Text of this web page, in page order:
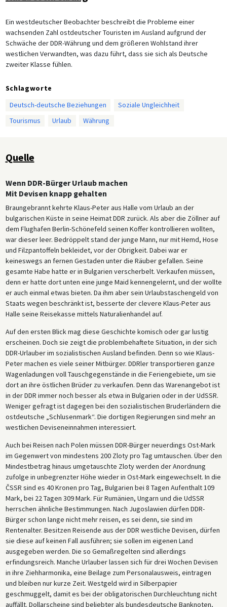
Ein westdeutscher Beobachter beschreibt die Probleme einer
wachsenden Zahl ostdeutscher Touristen im Ausland aufgrund der
Schwäche der DDR-Währung und dem größeren Wohlstand ihrer
westlichen Verwandten, was dazu führt, dass sie sich als Deutsche
zweiter Klasse fühlen.
Schlagworte
Deutsch-deutsche Beziehungen
Soziale Ungleichheit
Tourismus
Urlaub Währung
Quelle
Wenn DDR-Bürger Urlaub machen
Mit Devisen knapp gehalten
Braungebrannt kehrte Klaus-Peter aus Halle vom Urlaub an der
bulgarischen Küste in seine Heimat DDR zurück. Als aber die Zöllner auf
dem Flughafen Berlin-Schönefeld seinen Koffer kontrollieren wollten,
war dieser leer. Bedröppelt stand der junge Mann, nur mit Hemd, Hose
und Filzpantoffeln bekleidet, vor der Obrigkeit. Dabei war er
keineswegs an fernen Gestaden unter die Räuber gefallen. Seine
gesamte Habe hatte er in Bulgarien verscherbelt. Verkaufen müssen,
denn er hatte dort unten eine junge Maid kennengelernt, und der wollte
er auch einmal etwas bieten. Da ihm aber sein Urlaubstaschengeld von
Staats wegen beschränkt ist, besserte der clevere Klaus-Peter aus
Halle seine Reisekasse mittels Naturalienhandel auf.
Auf den ersten Blick mag diese Geschichte komisch oder gar lustig
erscheinen. Doch sie zeigt die problembehaftete Situation, in der sich
DDR-Urlauber im sozialistischen Ausland befinden. Denn so wie Klaus-
Peter machen es viele seiner Mitbürger. DDRler transportieren ganze
Wagenladungen voll Tauschgegenstände in die Feriengebiete, um sie
dort an ihre östlichen Brüder zu verkaufen. Denn das Warenangebot ist
in der DDR immer noch besser als etwa in Bulgarien oder in der UdSSR.
Weniger gefragt ist dagegen bei den sozialistischen Bruderländern die
ostdeutsche „Schlusenmark“. Die dortigen Regierungen sind mehr an
westlichen Deviseneinnahmen interessiert.
Auch bei Reisen nach Polen müssen DDR-Bürger neuerdings Ost-Mark
im Gegenwert von mindestens 200 Zloty pro Tag umtauschen. Über den
Mindestbetrag hinaus umgetauschte Zloty werden der Anordnung
zufolge in unbegrenzter Höhe wieder in Ost-Mark eingewechselt. In die
ČSSR sind es 40 Kronen pro Tag, Bulgarien bei 8 Tagen Aufenthalt 109
Mark, bei 22 Tagen 309 Mark. Für Rumänien, Ungarn und die UdSSR
herrschen ähnliche Bestimmungen. Nach Jugoslawien dürfen DDR-
Bürger schon lange nicht mehr reisen, es sei denn, sie sind im
Rentenalter. Besitzen Reisende aus der DDR westliche Devisen, dürfen
sie diese auf keinen Fall ausführen; sie sollen im eigenen Land
ausgegeben werden. Die so Gemaßregelten sind allerdings
erfindungsreich. Manche Urlauber lassen sich für drei Wochen Devisen
in ihre Ziehharmonika, eine Beilage zum Personalausweis, eintragen
und bleiben nur kurze Zeit. Westgeld wird in Silberpapier
geschmuggelt, damit es bei der obligatorischen Durchleuchtung nicht
auffällt. Dollarscheine sind beliebter als bundesdeutsche Banknoten,